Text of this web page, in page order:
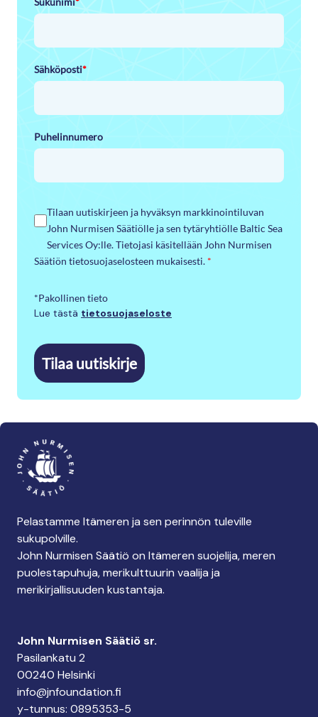
Sähköposti*
Puhelinnumero
Tilaan uutiskirjeen ja hyväksyn markkinointiluvan
John Nurmisen Säätiölle ja sen tytäryhtiölle Baltic Sea
Services Oy:lle. Tietojasi käsitellään John Nurmisen
Säätiön tietosuojaselosteen mukaisesti. *
*Pakollinen tieto
Lue tästä tietosuojaseloste
Tilaa uutiskirje
Pelastamme Itämeren ja sen perinnön tuleville
sukupolville.
John Nurmisen Säätiö on Itämeren suojelija, meren
puolestapuhuja, merikulttuurin vaalija ja
merikirjallisuuden kustantaja.
John Nurmisen Säätiö sr.
Pasilankatu 2
00240 Helsinki
info@jnfoundation.fi
y-tunnus: 0895353-5